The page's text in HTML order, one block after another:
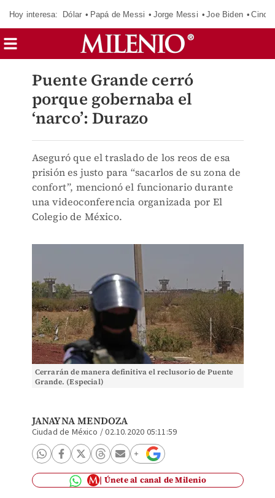
Hoy interesa: Dólar Papá de Messi Jorge Messi Joe Biden
Puente Grande cerró
porque gobernaba el
‘narco’: Durazo
Aseguró que el traslado de los reos de esa
prisión es justo para “sacarlos de su zona de
confort”, mencionó el funcionario durante
una videoconferencia organizada por El
Colegio de México.
Cerrarán de manera definitiva el reclusorio de Puente
Grande. (Especial)
JANAYNA MENDOZA
Ciudad de México /02.10.2020 05:11:59
Únete al canal de Milenio